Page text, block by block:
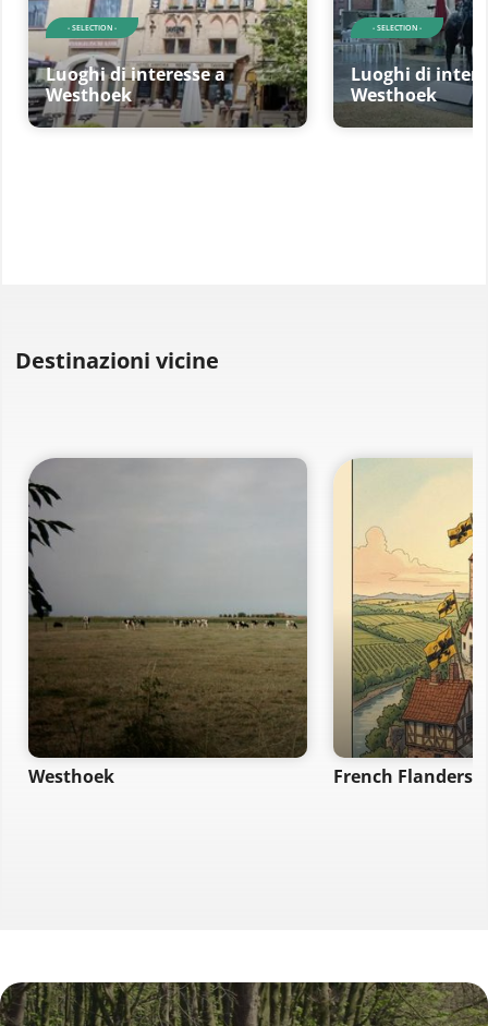
- SELECTION -
Luoghi di interesse a
Westhoek
- SELECTION -
Luoghi di
Westhoek
Destinazioni vicine
Westhoek French Flanders